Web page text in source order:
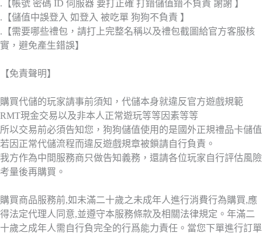
.【帳號 密碼 ID 伺服器 要打正確 打錯儲值錯不負責 謝謝 】
.【儲值中誤登入 如登入 被吃單 狗狗不負責 】
.【需要哪些禮包，請打上完整名稱以及禮包截圖給官方客服核
實，避免產生錯誤】
【免責聲明】
購買代儲的玩家請事前須知，代儲本身就違反官方遊戲規範
RMT現金交易以及非本人正常遊玩等等因素等等
所以交易前必須告知您，狗狗儲值使用的是國外正規禮品卡儲值
若因正常代儲流程而違反遊戲規章被鎖請自行負責。
我方作為中間服務商只做告知義務，還請各位玩家自行評估風險
考量後再購買。
購買商品服務前,如未滿二十歲之未成年人進行消費行為購買,應
得法定代理人同意,並遵守本服務條款及相關法律規定。年滿二
十歲之成年人需自行負完全的行爲能力責任。當您下單進行訂單